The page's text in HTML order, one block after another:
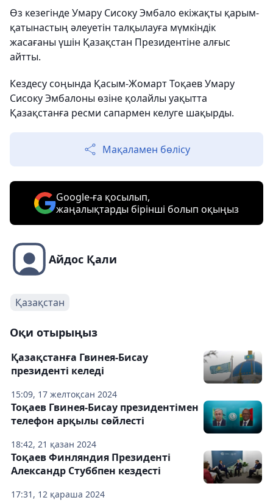
Өз кезегінде Умару Сисоку Эмбало екіжақты қарым-
қатынастың әлеуетін талқылауға мүмкіндік
жасағаны үшін Қазақстан Президентіне алғыс
айтты.
Кездесу соңында Қасым-Жомарт Тоқаев Умару
Сисоку Эмбалоны өзіне қолайлы уақытта
Қазақстанға ресми сапармен келуге шақырды.
Мақаламен бөлісу
Google-ға қосылып,
жаңалықтарды бірінші болып оқыңыз
Айдос Қали
Қазақстан
Оқи отырыңыз
15:09, 17 желтоқсан 2024
Қазақстанға Гвинея-Бисау
президенті келеді
18:42, 21 қазан 2024
Тоқаев Гвинея-Бисау президентімен
телефон арқылы сөйлесті
17:31, 12 қараша 2024
Тоқаев Финляндия Президенті
Александр Стуббпен кездесті